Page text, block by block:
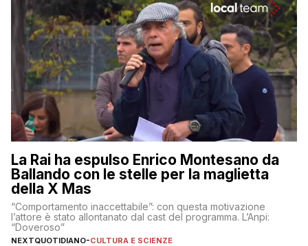
La Rai ha espulso Enrico Montesano da
Ballando con le stelle per la maglietta
della X Mas
“Comportamento inaccettabile”: con questa motivazione
l’attore è stato allontanato dal cast del programma. L’Anpi:
“Doveroso”
NEXTQUOTIDIANO-CULTURA E SCIENZE